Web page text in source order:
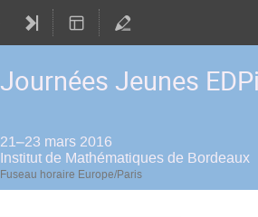
Journées Jeunes
21–23 mars 2016
Institut de Mathématiques de Bordeaux
Fuseau horaire Europe/Paris